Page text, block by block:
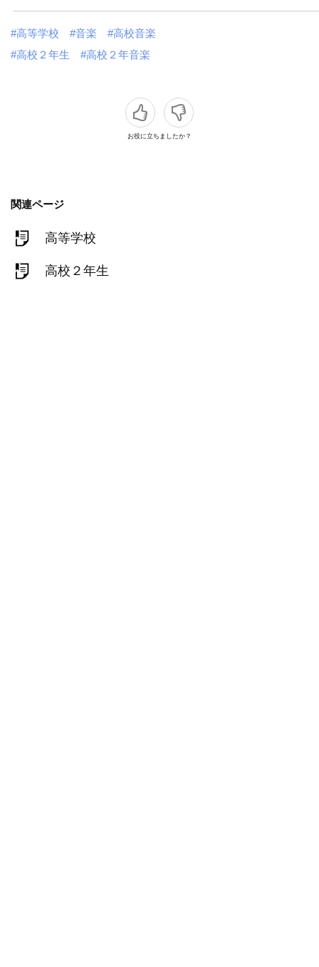
#高等学校 #音楽
#高校音楽
#高校２年生
#高校２年音楽
お役に立ちましたか？
関連ページ
高等学校
高校２年生